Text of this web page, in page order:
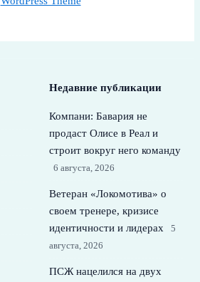
Недавние публикации
Компани: Бавария не
продаст Олисе в Реал и
строит вокруг него команду
6 августа, 2026
Ветеран «Локомотива» о
своем тренере, кризисе
идентичности и лидерах
5
августа, 2026
ПСЖ нацелился на двух